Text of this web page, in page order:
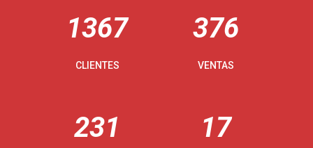
1367
CLIENTES
376
VENTAS
231 17